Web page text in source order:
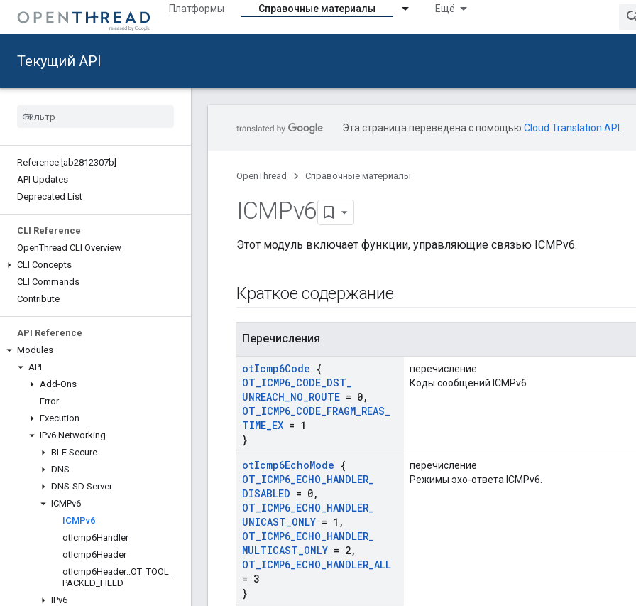
Платформы Справочные материалы Ещё
Текущий API
Reference [ab2812307b]
API Updates
Deprecated List
CLI Reference
OpenThread CLI Overview
CLI Concepts
CLI Commands
Contribute
API Reference
Modules
API
Add-Ons
Error
Execution
IPv6 Networking
BLE Secure
DNS
DNS-SD Server
ICMPv6
ICMPv6
otIcmp6Handler
otIcmp6Header
otIcmp6Header::OT _TOOL
PACKED FIELD
IPv6
Эта страница переведена с помощью Cloud Translation API
OpenThread Справочные материалы
ICMPv6
Этот модуль включает функции, управляющие связью ICMPv6.
Краткое содержание
Перечисления
otIcmp6Code {
OT_ICMP6_CODE_DST_
UNREACH_NO_ROUTE = 0,
OT_ICMP6_CODE_FRAGM_REAS_
TIME_EX = 1
}
перечисление
Коды сообщений ICMPv6.
otIcmp6EchoMode {
OT_ICMP6_ECHO_HANDLER_
DISABLED = 0,
OT_ICMP6_ECHO_HANDLER_
UNICAST_ONLY = 1 ,
OT_ICMP6_ECHO_HANDLER_
MULTICAST_ONLY = 2,
OT_ICMP6_ECHO_HANDLER_ALL
= 3
}
перечисление
Режимы эхо-ответа ICMPv6.